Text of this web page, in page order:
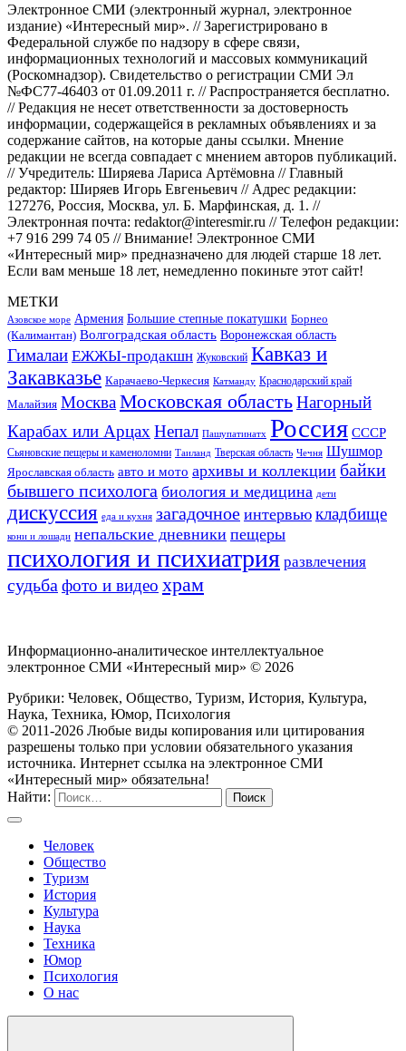
Электронное СМИ (электронный журнал, электронное
издание) «Интересный мир». // Зарегистрировано в
Федеральной службе по надзору в сфере связи,
информационных технологий и массовых коммуникаций
(Роскомнадзор). Свидетельство о регистрации СМИ Эл
№ФС77-46403 от 01.09.2011 г. // Распространяется бесплатно.
// Редакция не несет ответственности за достоверность
информации, содержащейся в рекламных объявлениях и за
содержание сайтов, на которые даны ссылки. Мнение
редакции не всегда совпадает с мнением авторов публикаций.
// Учредитель: Ширяева Лариса Артёмовна // Главный
редактор: Ширяев Игорь Евгеньевич // Адрес редакции:
127276, Россия, Москва, ул. Б. Марфинская, д. 1. //
Электронная почта: redaktor@interesmir.ru // Телефон редакции:
+7 916 299 74 05 // Внимание! Электронное СМИ
«Интересный мир» предназначено для людей старше 18 лет.
Если вам меньше 18 лет, немедленно покиньте этот сайт!
МЕТКИ
Азовское море Армения Большие степные покатушки Борнео
(Калимантан) Волгоградская область Воронежская область
Гималаи ЕЖЖЫ-продакшн Жуковский Кавказ и
Закавказье Карачаево-Черкесия Катманду Краснодарский край
Малайзия МоскваМосковская областьНагорный
Карабах или Арцах Непал Пашупатинатх Россия СССР
Сьяновские пещеры и каменоломни Таиланд Тверская область Чечня Шушмор
Ярославская область авто и мото архивы и коллекции байки
бывшего психолога биология и медицина дети
дискуссия еда и кухня загадочное интервью кладбище
кони и лошади непальские дневники пещеры
психология и психиатрия развлечения
судьба фото и видео храм
Информационно-аналитическое интеллектуальное
электронное СМИ «Интересный мир» © 2026
Рубрики: Человек, Общество, Туризм, История, Культура,
Наука, Техника, Юмор, Психология
© 2011-2026 Любые виды копирования или цитирования
разрешены только при условии обязательного указания
источника. Интернет ссылка на электронное СМИ
«Интересный мир» обязательна!
Найти:
Человек
Общество
Туризм
История
Культура
Наука
Техника
Юмор
Психология
О нас